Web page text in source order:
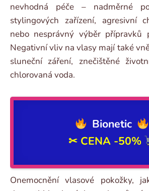
nevhodná péče – nadměrné
stylingových zařízení, agresivní
nebo nesprávný výběr přípravků
Negativní vliv na vlasy mají také
sluneční záření, znečištěné
chlorovaná voda.
Bionetic
✂ CENA -50%
Onemocnění vlasové pokožky,